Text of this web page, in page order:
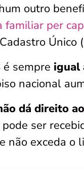
outro
familiar per
Único (
sempre igual
nacional
dá direito ao
ser
não exceda o